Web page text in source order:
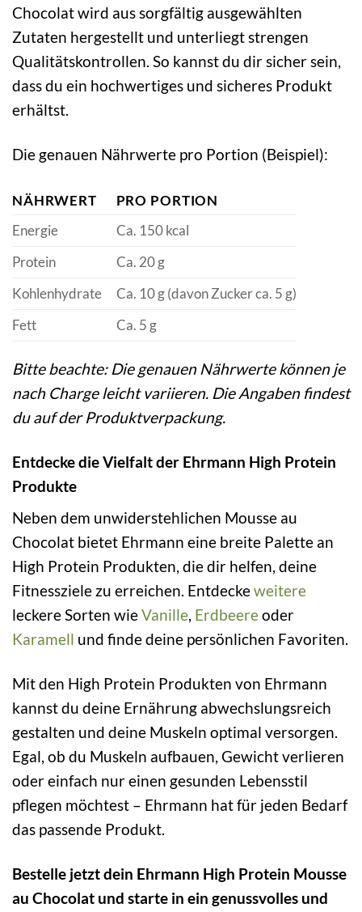
Chocolat wird aus sorgfältig ausgewählten
Zutaten hergestellt und unterliegt strengen
Qualitätskontrollen. So kannst du dir sicher sein,
dass du ein hochwertiges und sicheres Produkt
erhältst.
Die genauen Nährwerte pro Portion (Beispiel):
NÄHRWERT
PRO PORTION
Energie
Ca. 150 kcal
Protein
Ca. 20 g
Kohlenhydrate
Ca. 10 g (davon Zucker ca. 5 g)
Fett
Ca. 5 g
Bitte beachte: Die genauen Nährwerte können je
nach Charge leicht variieren. Die Angaben findest
du auf der Produktverpackung.
Entdecke die Vielfalt der Ehrmann High Protein
Produkte
Neben dem unwiderstehlichen Mousse au
Chocolat bietet Ehrmann eine breite Palette an
High Protein Produkten, die dir helfen, deine
Fitnessziele zu erreichen. Entdeckeweitere
leckere Sorten wieVanille, Erdbeereoder
Karamell und finde deine persönlichen Favoriten.
Mit den High Protein Produkten von Ehrmann
kannst du deine Ernährung abwechslungsreich
gestalten und deine Muskeln optimal versorgen.
Egal, ob du Muskeln aufbauen, Gewicht verlieren
oder einfach nur einen gesunden Lebensstil
pflegen möchtest – Ehrmann hat für jeden Bedarf
das passende Produkt.
Bestelle jetzt dein Ehrmann High Protein Mousse
au Chocolat und starte in ein genussvolles und